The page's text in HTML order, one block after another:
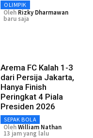
OLIMPIK
Oleh Rizky Dharmawan
baru saja
Arema FC Kalah 1-3
dari Persija Jakarta,
Hanya Finish
Peringkat 4 Piala
Presiden 2026
SEPAK BOLA
OlehWilliam Nathan
13 jam yang lalu